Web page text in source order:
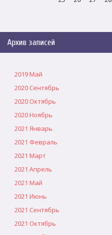
Архив записей
2019 Май
2020 Сентябрь
2020 Октябрь
2020 Ноябрь
2021 Январь
2021 Февраль
2021 Март
2021 Апрель
2021 Май
2021 Июнь
2021 Сентябрь
2021 Октябрь